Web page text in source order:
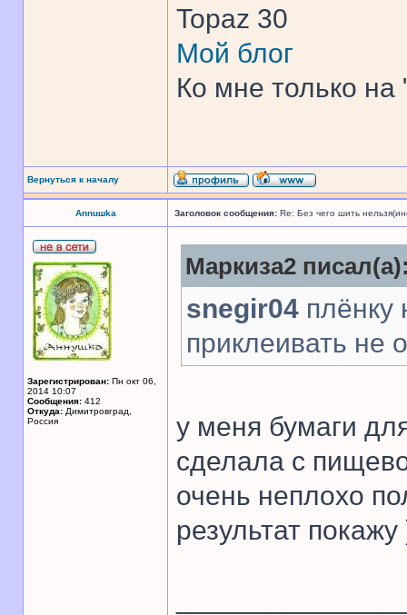
Topaz 30
Мой блог
Ко мне только на
Вернуться к началу
Annuшka Заголовок сообщения: Re: Без чего шить
Зарегистрирован: Пн окт 06,
2014 10:07
Сообщения: 412
Откуда: Димитровград,
Россия
Маркиза2
snegir04 плёнку
приклеивать не
у меня бумаги
сделала с
очень неплохо
результат покажу